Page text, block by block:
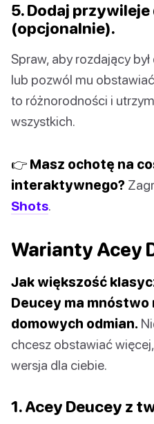
5. Dodaj
(opcjonalnie).
Spraw, aby rozdający
lub pozwól mu
to różnorodności i
wszystkich.
👉 Masz ochotę na
interaktywnego?
Shots.
Warianty Acey
Jak większość
Deucey ma
domowych odmian.
chcesz obstawiać
wersja dla ciebie.
1. Acey Deucey z